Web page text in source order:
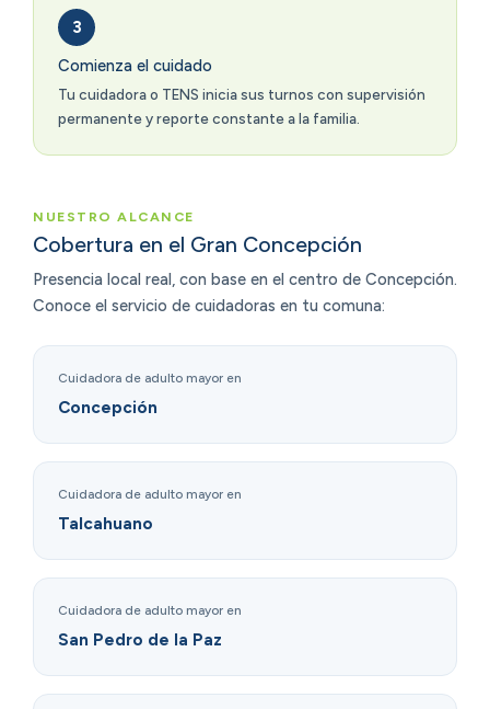
Comienza el cuidado
Tu cuidadora o TENS inicia sus turnos con supervisión
permanente y reporte constante a la familia.
NUESTRO ALCANCE
Cobertura en el Gran Concepción
Presencia local real, con base en el centro de Concepción.
Conoce el servicio de cuidadoras en tu comuna:
Cuidadora de adulto mayor en
Concepción
Cuidadora de adulto mayor en
Talcahuano
Cuidadora de adulto mayor en
San Pedro de la Paz